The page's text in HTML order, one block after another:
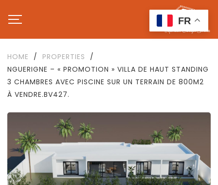
HOME / PROPERTIES
/
NGUERIGNE – « PROMOTION » VILLA DE HAUT STANDING
3 CHAMBRES AVEC PISCINE SUR UN TERRAIN DE 800M2
À VENDRE.BV427.
FR